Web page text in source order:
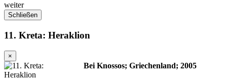
weiter
Schließen
11. Kreta: Heraklion
×
Bei Knossos; Griechenland; 2005